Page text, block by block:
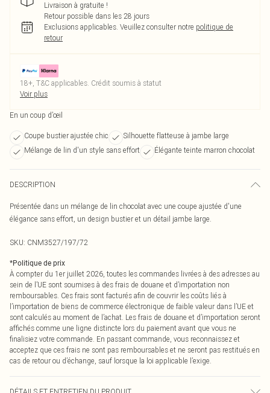
Livraison à gratuite !
Retour possible dans les 28 jours
Exclusions applicables. Veuillez consulter notre politique de
retour
18+, T&C applicables. Crédit soumis à statut
Voir plus
En un coup d’œil
Coupe bustier ajustée chic
Silhouette flatteuse à jambe large
Mélange de lin d'un style sans effort
Élégante teinte marron chocolat
DESCRIPTION
Présentée dans un mélange de lin chocolat avec une coupe ajustée d'une
élégance sans effort, un design bustier et un détail jambe large.
SKU: CNM3527/197/72
*Politique de prix
À compter du 1er juillet 2026, toutes les commandes livrées à des adresses au
sein de l’UE sont soumises à des frais de douane et d’importation non
remboursables. Ces frais sont facturés afin de couvrir les coûts liés à
l’importation de biens de commerce électronique de faible valeur dans l’UE et
sont calculés au moment de l’achat. Les frais de douane et d’importation seront
affichés comme une ligne distincte lors du paiement avant que vous ne
finalisiez votre commande. En passant commande, vous reconnaissez et
acceptez que ces frais ne sont pas remboursables et ne seront pas restitués en
cas de retour ou d’échange, sauf lorsque la loi applicable l’exige.